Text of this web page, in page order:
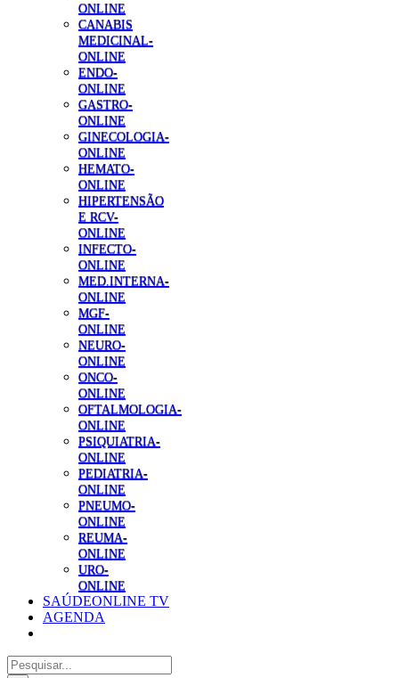
ONLINE
CANABIS
MEDICINAL-
ONLINE
ENDO-
ONLINE
GASTRO-
ONLINE
GINECOLOGIA-
ONLINE
HEMATO-
ONLINE
HIPERTENSÃO
E RCV-
ONLINE
INFECTO-
ONLINE
MED.INTERNA-
ONLINE
MGF-
ONLINE
NEURO-
ONLINE
ONCO-
ONLINE
OFTALMOLOGIA-
ONLINE
PSIQUIATRIA-
ONLINE
PEDIATRIA-
ONLINE
PNEUMO-
ONLINE
REUMA-
ONLINE
URO-
ONLINE
SAÚDEONLINE TV
AGENDA
Pesquisar